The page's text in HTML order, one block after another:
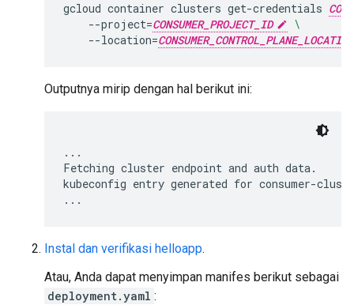
gcloud container clusters get-credentials
--project=CONSUMER_PROJECT_ID
\
--location=CONSUMER_CONTROL_PLANE_LOCATION
Outputnya mirip dengan hal berikut ini:
...
Fetching cluster endpoint and auth data.
kubeconfig entry generated for consumer-
Instal dan verifikasi helloapp.
Atau, Anda dapat menyimpan manifes berikut sebagai
deployment.yaml :